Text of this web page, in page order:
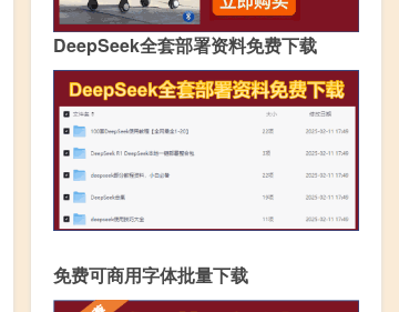
DeepSeek全套部署资料免费下载
免费可商用字体批量下载